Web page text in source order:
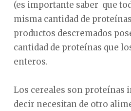
(es importante saber que
misma cantidad de
productos descremados
cantidad de proteínas que
enteros.
Los cereales son proteínas
decir necesitan de otro